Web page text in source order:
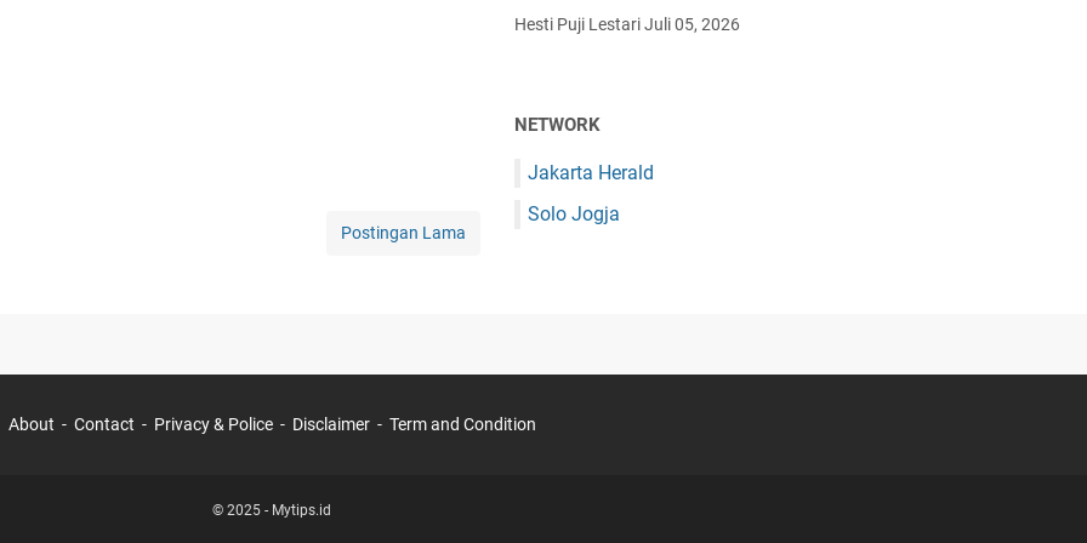
Postingan Lama
Hesti Puji LestariJuli 05, 2026
NETWORK
Jakarta Herald
Solo Jogja
About Contact Privacy & Police Disclaimer Term and Condition
© 2025 - Mytips.id